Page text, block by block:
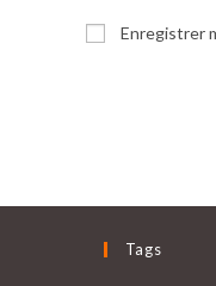
name
or
Enregistrer
Tags